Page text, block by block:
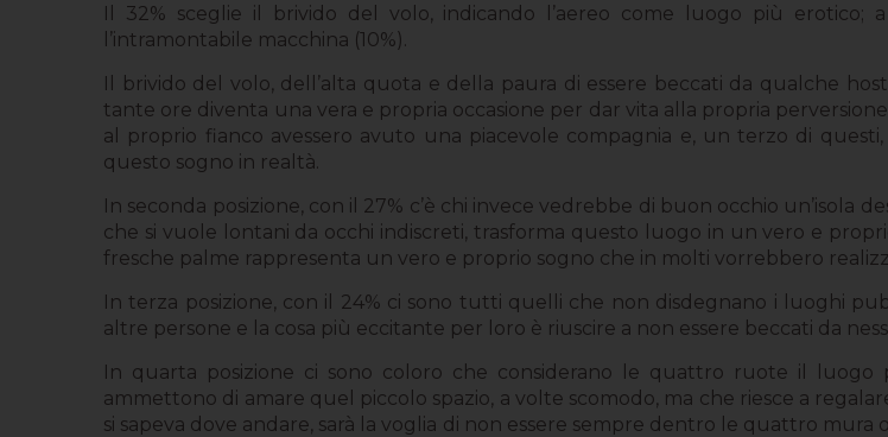
Il 32% sceglie il brivido del volo, indicando l’aereo come luogo più erotico;
l’intramontabile macchina (10%).
Il brivido del volo, dell’alta quota e della paura di essere beccati da qualche
tante ore diventa una vera e propria occasione per dar vita alla propria
al proprio fianco avessero avuto una piacevole compagnia e, un terzo di
questo sogno in realtà.
In seconda posizione, con il 27% c’è chi invece vedrebbe di buon occhio un’isola
che si vuole lontani da occhi indiscreti, trasforma questo luogo in un vero e
fresche palme rappresenta un vero e proprio sogno che in molti vorrebbero
In terza posizione, con il 24% ci sono tutti quelli che non disdegnano i luoghi
altre persone e la cosa più eccitante per loro è riuscire a non essere beccati da
In quarta posizione ci sono coloro che considerano le quattro ruote il luogo
ammettono di amare quel piccolo spazio, a volte scomodo, ma che riesce a
si sapeva dove andare, sarà la voglia di non essere sempre dentro le quattro